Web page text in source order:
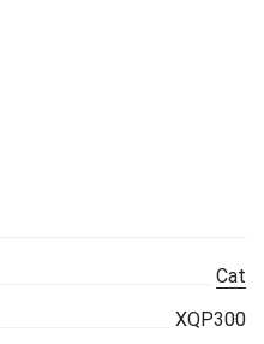
Cat
XQP300